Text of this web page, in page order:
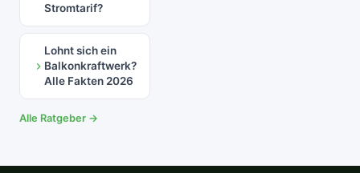
Stromtarif?
Lohnt sich ein
Balkonkraftwerk?
Alle Fakten 2026
Alle Ratgeber →